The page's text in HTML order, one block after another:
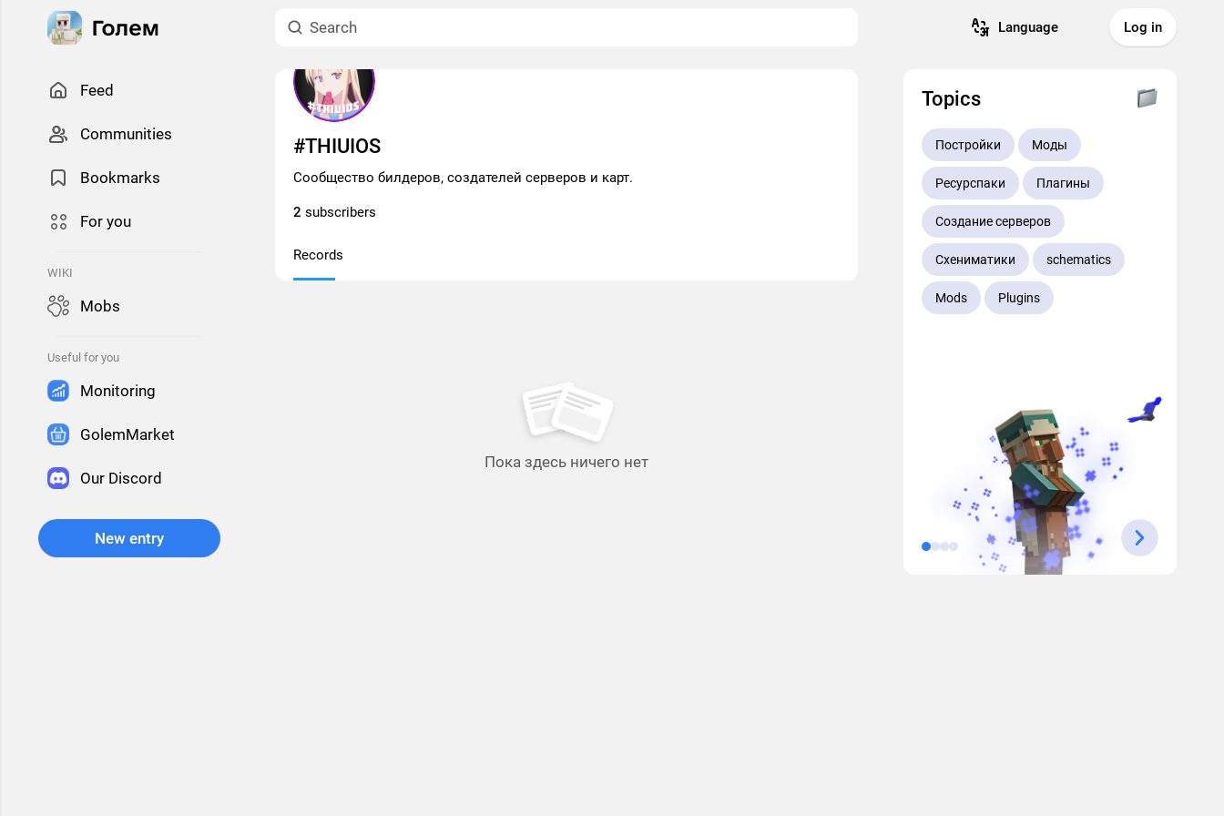
Language Log in
Feed
Сommunities
Bookmarks
For you
WIKI
Mobs
Useful for you
Monitoring
GolemMarket
Our Discord
New entry
#THIUIOS
Сообщество билдеров, создателей серверов и карт.
2 subscribers
Records
Пока здесь ничего нет
Topics
Постройки Моды
Ресурспаки Плагины
Создание серверов
Схениматики schematics
Mods Plugins